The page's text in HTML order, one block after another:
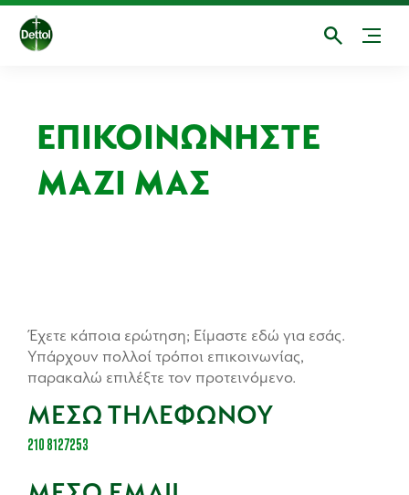
ΕΠΙΚΟΙΝΩΝΉΣΤΕ
ΜΑΖΊ ΜΑΣ